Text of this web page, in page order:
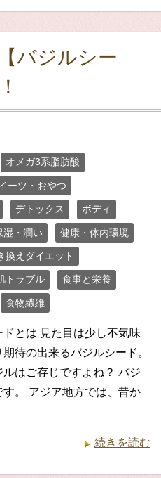
バジルシー
オメガ3系脂肪酸
ーツ・おやつ
デトックス ボディ
湿・潤い 健康・体内環境
換えダイエット
トラブル 食事と栄養
食物繊維
とは 見た目は少し不気味
待の出来るバジルシード。
はご存じですよね？ バジ
。 アジア地方では、昔か
続きを読む